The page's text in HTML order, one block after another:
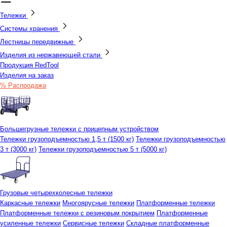
Тележки
Системы хранения
Лестницы передвижные
Изделия из нержавеющей стали
Продукция RedTool
Изделия на заказ
% Распродажа
Большегрузные тележки с прицепным устройством
Тележки грузоподъемностью 1,5 т (1500 кг) Тележки грузоподъемностью
3 т (3000 кг) Тележки грузоподъемностью 5 т (5000 кг)
Грузовые четырехколесные тележки
Каркасные тележки Многоярусные тележки Платформенные тележки
Платформенные тележки с резиновым покрытием Платформенные
усиленные тележки Сервисные тележки Складные платформенные